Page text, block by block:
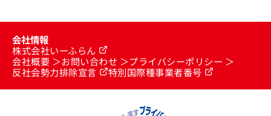
会社情報
株式会社いーふらん
会社概要
お問い合わせ
プライバシーポリシー
反社会勢力排除宣言
特別国際種事業者番号